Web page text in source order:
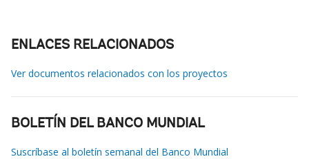
ENLACES RELACIONADOS
Ver documentos relacionados con los proyectos
BOLETÍN DEL BANCO MUNDIAL
Suscríbase al boletín semanal del Banco Mundial